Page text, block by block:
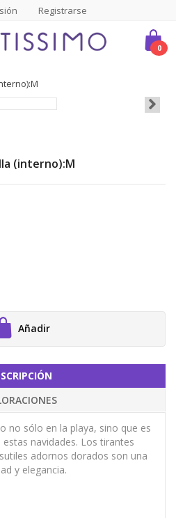
Registrarse
0
(interno):M
Añadir
no sólo en la playa, sino que es
navidades. Los tirantes
adornos dorados son una
y elegancia.